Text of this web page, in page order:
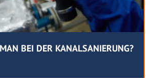
BEI DER KANALSANIERUNG?